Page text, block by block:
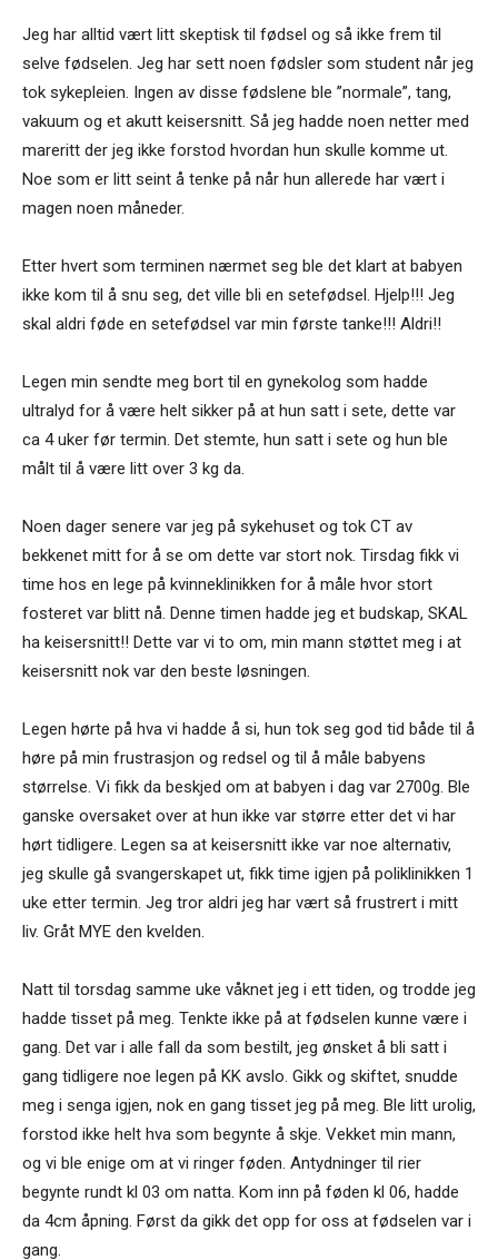
Jeg har alltid vært litt skeptisk til fødsel og så ikke frem til
selve fødselen. Jeg har sett noen fødsler som student når jeg
tok sykepleien. Ingen av disse fødslene ble ”normale”, tang,
vakuum og et akutt keisersnitt. Så jeg hadde noen netter med
mareritt der jeg ikke forstod hvordan hun skulle komme ut.
Noe som er litt seint å tenke på når hun allerede har vært i
magen noen måneder.
Etter hvert som terminen nærmet seg ble det klart at babyen
ikke kom til å snu seg, det ville bli en setefødsel. Hjelp!!! Jeg
skal aldri føde en setefødsel var min første tanke!!! Aldri!!
Legen min sendte meg bort til en gynekolog som hadde
ultralyd for å være helt sikker på at hun satt i sete, dette var
ca 4 uker før termin. Det stemte, hun satt i sete og hun ble
målt til å være litt over 3 kg da.
Noen dager senere var jeg på sykehuset og tok CT av
bekkenet mitt for å se om dette var stort nok. Tirsdag fikk vi
time hos en lege på kvinneklinikken for å måle hvor stort
fosteret var blitt nå. Denne timen hadde jeg et budskap, SKAL
ha keisersnitt!! Dette var vi to om, min mann støttet meg i at
keisersnitt nok var den beste løsningen.
Legen hørte på hva vi hadde å si, hun tok seg god tid både til å
høre på min frustrasjon og redsel og til å måle babyens
størrelse. Vi fikk da beskjed om at babyen i dag var 2700g. Ble
ganske oversaket over at hun ikke var større etter det vi har
hørt tidligere. Legen sa at keisersnitt ikke var noe alternativ,
jeg skulle gå svangerskapet ut, fikk time igjen på poliklinikken 1
uke etter termin. Jeg tror aldri jeg har vært så frustrert i mitt
liv. Gråt MYE den kvelden.
Natt til torsdag samme uke våknet jeg i ett tiden, og trodde jeg
hadde tisset på meg. Tenkte ikke på at fødselen kunne være i
gang. Det var i alle fall da som bestilt, jeg ønsket å bli satt i
gang tidligere noe legen på KK avslo. Gikk og skiftet, snudde
meg i senga igjen, nok en gang tisset jeg på meg. Ble litt urolig,
forstod ikke helt hva som begynte å skje. Vekket min mann,
og vi ble enige om at vi ringer føden. Antydninger til rier
begynte rundt kl 03 om natta. Kom inn på føden kl 06, hadde
da 4cm åpning. Først da gikk det opp for oss at fødselen var i
gang.